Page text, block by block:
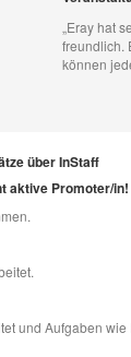
„Eray hat
freundlich.
können
über InStaff
aktive Promoter/
und Aufgaben